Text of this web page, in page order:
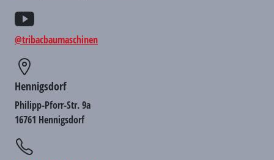
@tribacbaumaschinen
Hennigsdorf
Philipp-Pforr-Str. 9a
16761 Hennigsdorf